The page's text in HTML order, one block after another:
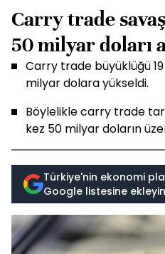
Carry trade
50 milyar doları
Carry trade büyüklüğü
milyar dolara yükseldi.
Böylelikle carry trade
kez 50 milyar doların
Türkiye'nin ekonomi
Google listesine ekleyin